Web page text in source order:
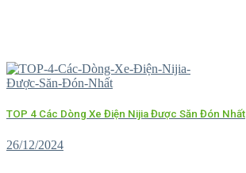
TOP 4 Các Dòng Xe Điện Nijia Được Săn Đón Nhất
26/12/2024